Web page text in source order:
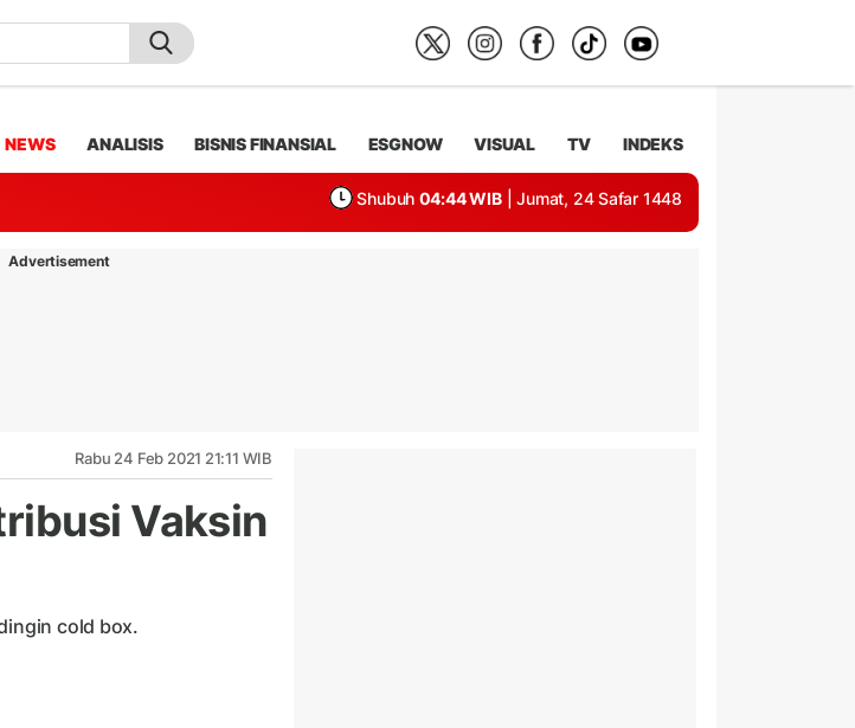
NEWS ANALISIS BISNIS FINANSIAL ESGNOW VISUAL TV INDEKS
Shubuh 04:44 WIB | Jumat, 24 Safar 1448
Advertisement
Rabu 24 Feb 2021 21:11 WIB
Vaksin
cold box.